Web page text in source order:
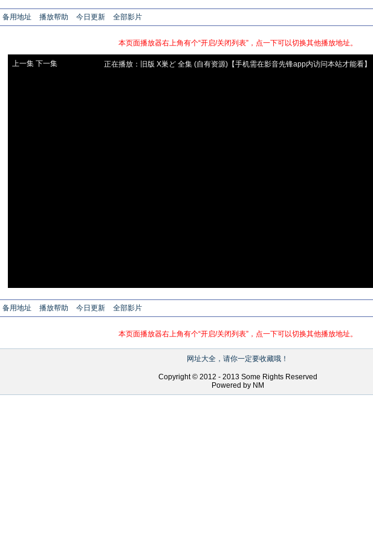
备用地址 播放帮助 今日更新 全部影片
本页面播放器右上角有个“开启/关闭列表”，点一下可以切换其他播放地址。
上一集 下一集 正在播放： 旧版 X巣ど 全集 (自有资源)【手机需在影音先锋app内访问本站才能看】
备用地址 播放帮助 今日更新 全部影片
本页面播放器右上角有个“开启/关闭列表”，点一下可以切换其他播放地址。
网址大全，请你一定要收藏哦！
Copyright © 2012 - 2013 Some Rights Reserved
Powered by NM